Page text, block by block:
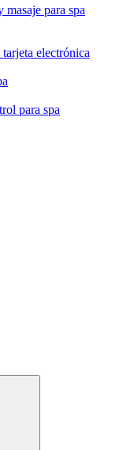
para spa
electrónica
para spa